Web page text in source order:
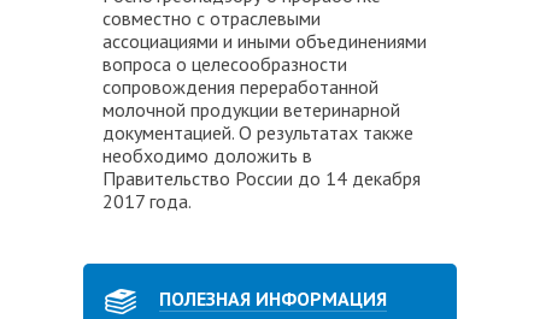
совместно с отраслевыми
ассоциациями и иными объединениями
вопроса о целесообразности
сопровождения переработанной
молочной продукции ветеринарной
документацией. О результатах также
необходимо доложить в
Правительство России до 14 декабря
2017 года.
ПОЛЕЗНАЯ ИНФОРМАЦИЯ